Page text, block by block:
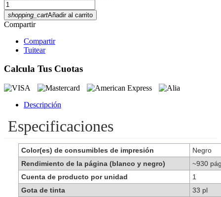
shopping_cartAñadir al carrito
Compartir
Compartir
Tuitear
Calcula Tus Cuotas
Descripción
Especificaciones
Color(es) de consumibles de impresión
Negro
Rendimiento de la página (blanco y negro)
~930
Cuenta de producto por unidad
1
Gota de tinta
33 pl